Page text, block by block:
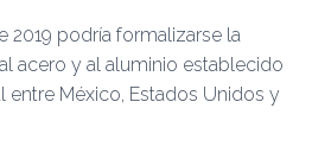
2019 podría formalizarse la
acero y al aluminio establecido
entre México, Estados Unidos y